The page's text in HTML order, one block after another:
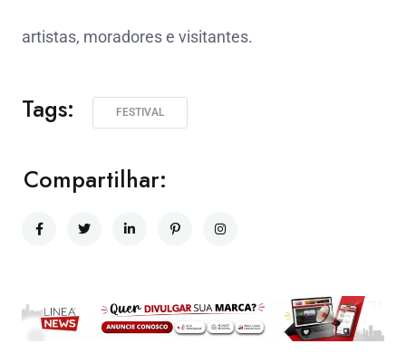
artistas, moradores e visitantes.
Tags: FESTIVAL
Compartilhar: